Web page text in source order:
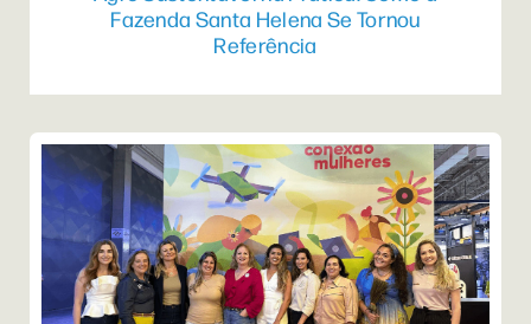
Fazenda Santa Helena Se Tornou
Referência